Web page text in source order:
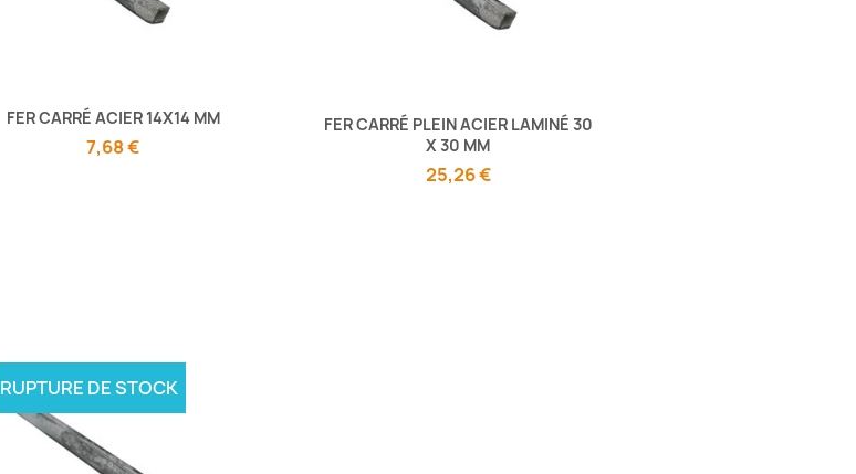
FER CARRÉ ACIER 14X14 MM
7,68 €
FER CARRÉ PLEIN ACIER LAMINÉ 30
X 30 MM
25,26 €
RUPTURE DE STOCK